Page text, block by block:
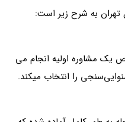
تهران به شرح زیر است:
مشاوره اولیه انجام می
را انتخاب میکند.